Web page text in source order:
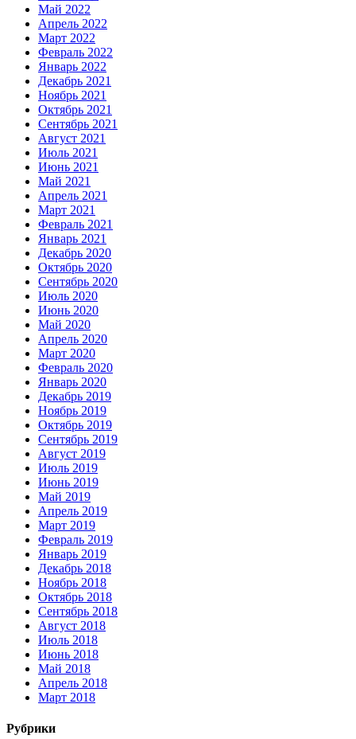
Май 2022
Апрель 2022
Март 2022
Февраль 2022
Январь 2022
Декабрь 2021
Ноябрь 2021
Октябрь 2021
Сентябрь 2021
Август 2021
Июль 2021
Июнь 2021
Май 2021
Апрель 2021
Март 2021
Февраль 2021
Январь 2021
Декабрь 2020
Октябрь 2020
Сентябрь 2020
Июль 2020
Июнь 2020
Май 2020
Апрель 2020
Март 2020
Февраль 2020
Январь 2020
Декабрь 2019
Ноябрь 2019
Октябрь 2019
Сентябрь 2019
Август 2019
Июль 2019
Июнь 2019
Май 2019
Апрель 2019
Март 2019
Февраль 2019
Январь 2019
Декабрь 2018
Ноябрь 2018
Октябрь 2018
Сентябрь 2018
Август 2018
Июль 2018
Июнь 2018
Май 2018
Апрель 2018
Март 2018
Рубрики